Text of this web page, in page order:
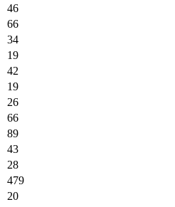
46
66
34
19
42
19
26
66
89
43
28
479
20